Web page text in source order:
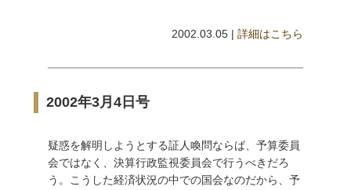
2002.03.05 |詳細はこちら
2002年3月4日号
疑惑を解明しようとする証人喚問ならば、予算委員
会ではなく、決算行政監視委員会で行うべきだろ
う。こうした経済状況の中での国会なのだから、予